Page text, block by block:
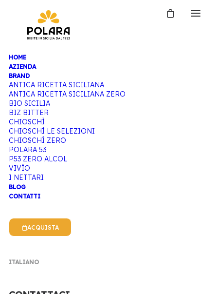
HOME
AZIENDA
BRAND
ANTICA RICETTA SICILIANA
ANTICA RICETTA SICILIANA ZERO
BIO SICILIA
BIZ BITTER
CHIOSCHÌ
CHIOSCHÌ LE SELEZIONI
CHIOSCHÌ ZERO
POLARA 53
P53 ZERO ALCOL
VIVÌO
I NETTARI
BLOG
CONTATTI
ACQUISTA
ITALIANO
BIBITE
POLARA
Home Articoli taggati “Bibite Polara”